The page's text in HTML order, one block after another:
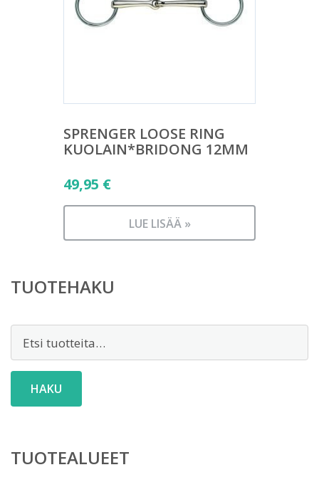
SPRENGER LOOSE RING
KUOLAIN*BRIDONG 12MM
49,95 €
LUE LISÄÄ »
TUOTEHAKU
HAKU
TUOTEALUEET